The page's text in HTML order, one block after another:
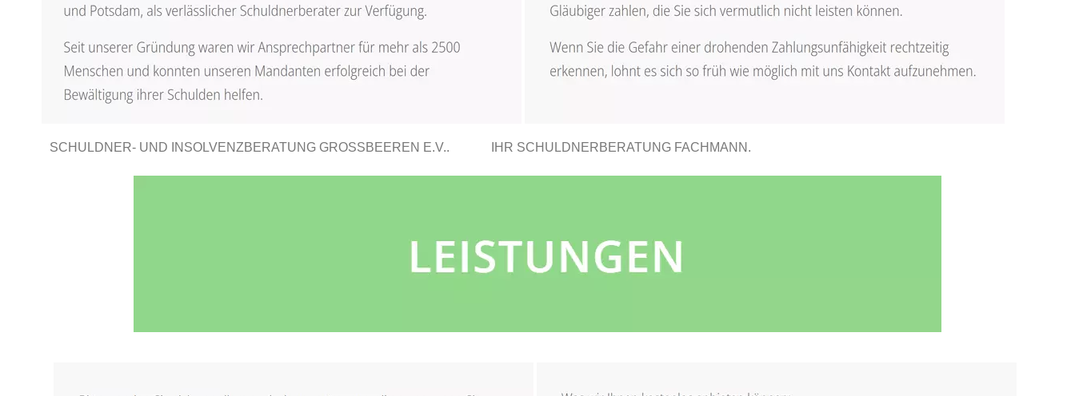
SCHULDNER- UND INSOLVENZBERATUNG GROSSBEEREN E.V.. IHR SCHULDNERBERATUNG FACHMANN.